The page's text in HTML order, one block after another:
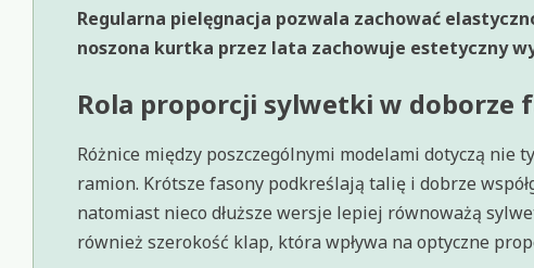
Regularna pielęgnacja pozwala zachować
noszona kurtka przez lata zachowuje estetyczny
Rola proporcji sylwetki w doborze
Różnice między poszczególnymi modelami dotyczą nie
ramion. Krótsze fasony podkreślają talię i dobrze
natomiast nieco dłuższe wersje lepiej równoważą
również szerokość klap, która wpływa na optyczne